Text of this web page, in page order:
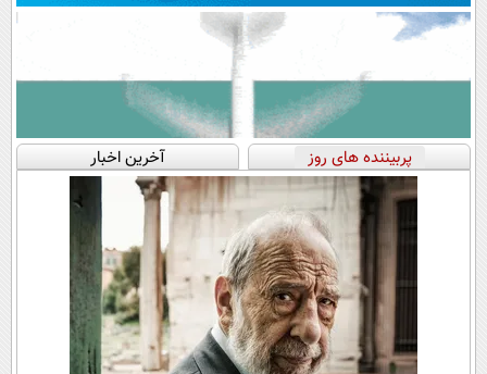
پربیننده های روز آخرین اخبار